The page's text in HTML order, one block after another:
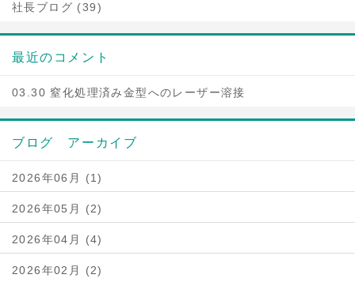
社長ブログ (39)
最近のコメント
03.30 窒化処理済み金型へのレーザー溶接
ブログ アーカイブ
2026年06月 (1)
2026年05月 (2)
2026年04月 (4)
2026年02月 (2)